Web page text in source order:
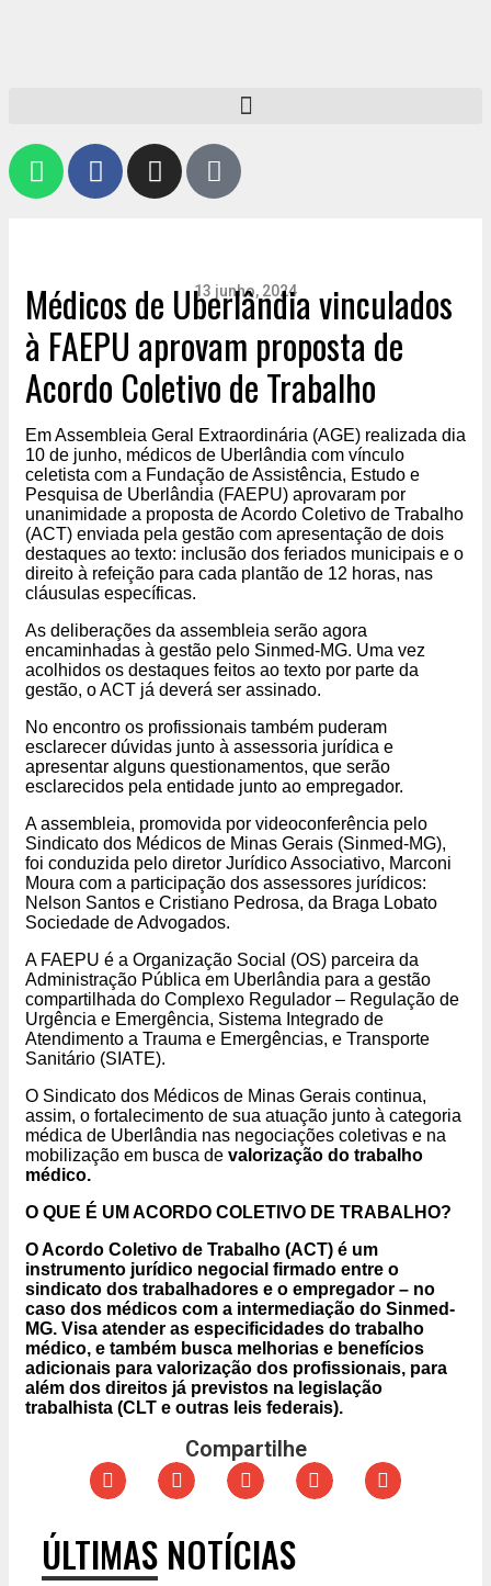
13 junho, 2024
Médicos de Uberlândia vinculados
à FAEPU aprovam proposta de
Acordo Coletivo de Trabalho
Em Assembleia Geral Extraordinária (AGE) realizada dia
10 de junho, médicos de Uberlândia com vínculo
celetista com a Fundação de Assistência, Estudo e
Pesquisa de Uberlândia (FAEPU) aprovaram por
unanimidade a proposta de Acordo Coletivo de Trabalho
(ACT) enviada pela gestão com apresentação de dois
destaques ao texto: inclusão dos feriados municipais e o
direito à refeição para cada plantão de 12 horas, nas
cláusulas específicas.
As deliberações da assembleia serão agora
encaminhadas à gestão pelo Sinmed-MG. Uma vez
acolhidos os destaques feitos ao texto por parte da
gestão, o ACT já deverá ser assinado.
No encontro os profissionais também puderam
esclarecer dúvidas junto à assessoria jurídica e
apresentar alguns questionamentos, que serão
esclarecidos pela entidade junto ao empregador.
A assembleia, promovida por videoconferência pelo
Sindicato dos Médicos de Minas Gerais (Sinmed-MG),
foi conduzida pelo diretor Jurídico Associativo, Marconi
Moura com a participação dos assessores jurídicos:
Nelson Santos e Cristiano Pedrosa, da Braga Lobato
Sociedade de Advogados.
A FAEPU é a Organização Social (OS) parceira da
Administração Pública em Uberlândia para a gestão
compartilhada do Complexo Regulador – Regulação de
Urgência e Emergência, Sistema Integrado de
Atendimento a Trauma e Emergências, e Transporte
Sanitário (SIATE).
O Sindicato dos Médicos de Minas Gerais continua,
assim, o fortalecimento de sua atuação junto à categoria
médica de Uberlândia nas negociações coletivas e na
mobilização em busca de valorização do trabalho
médico.
O QUE É UM ACORDO COLETIVO DE TRABALHO?
O Acordo Coletivo de Trabalho (ACT) é um
instrumento jurídico negocial firmado entre o
sindicato dos trabalhadores e o empregador – no
caso dos médicos com a intermediação do Sinmed-
MG. Visa atender as especificidades do trabalho
médico, e também busca melhorias e benefícios
adicionais para valorização dos profissionais, para
além dos direitos já previstos na legislação
trabalhista (CLT e outras leis federais).
Compartilhe
ÚLTIMAS NOTÍCIAS